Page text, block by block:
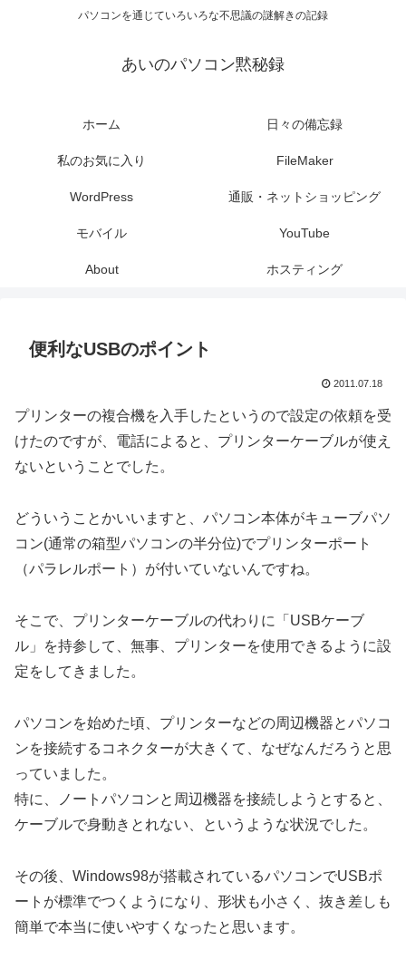
パソコンを通じていろいろな不思議の謎解きの記録
あいのパソコン黙秘録
ホーム 日々の備忘録
私のお気に入り FileMaker
WordPress 通販・ネットショッピング
モバイル YouTube
About ホスティング
便利なUSBのポイント
2011.07.18
プリンターの複合機を入手したというので設定の依頼を受
けたのですが、電話によると、プリンターケーブルが使え
ないということでした。
どういうことかいいますと、パソコン本体がキューブパソ
コン(通常の箱型パソコンの半分位)でプリンターポート
（パラレルポート）が付いていないんですね。
そこで、プリンターケーブルの代わりに「USBケーブ
ル」を持参して、無事、プリンターを使用できるように設
定をしてきました。
パソコンを始めた頃、プリンターなどの周辺機器とパソコ
ンを接続するコネクターが大きくて、なぜなんだろうと思
っていました。
特に、ノートパソコンと周辺機器を接続しようとすると、
ケーブルで身動きとれない、というような状況でした。
その後、Windows98が搭載されているパソコンでUSBポ
ートが標準でつくようになり、形状も小さく、抜き差しも
簡単で本当に使いやすくなったと思います。